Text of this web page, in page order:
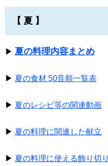
【 夏 】
▶ 夏の料理内容まとめ
▶ 夏の食材 50音順一覧表
▶ 夏のレシピ等の関連動画
▶ 夏の料理に関連した献立
▶ 夏の料理に使える飾り切り